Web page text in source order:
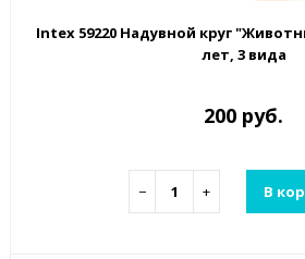
Intex 59220 Надувной круг
лет, 3 вида
200 руб.
− + В